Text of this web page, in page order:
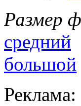
Размер
средний
большой
Реклама: